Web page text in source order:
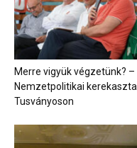
Merre vigyük végzetünk? –
Nemzetpolitikai kerekasztal
Tusványoson